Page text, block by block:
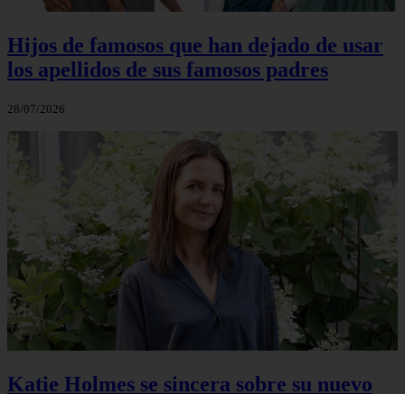
Hijos de famosos que han dejado de usar
los apellidos de sus famosos padres
28/07/2026
Katie Holmes se sincera sobre su nuevo